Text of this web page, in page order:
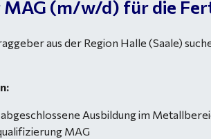
MAG (m/w/d) für die
aus der Region Halle (Saale)
Ausbildung im
MAG